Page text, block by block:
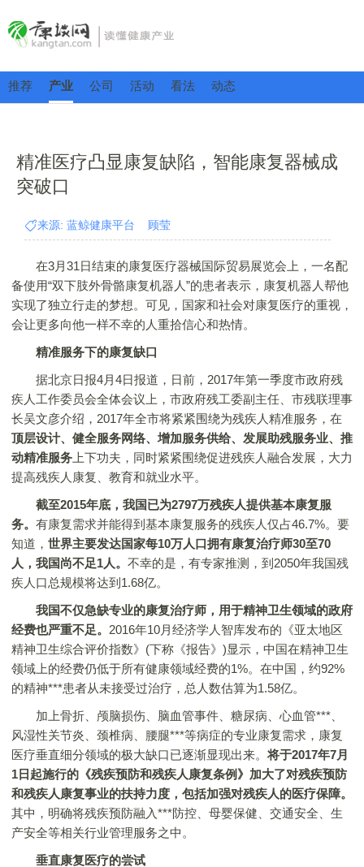
推荐 产业 公司 活动 看法 动态
精准医疗凸显康复缺陷，智能康复器械成
突破口
来源: 蓝鲸健康平台 顾莹
在3月31日结束的康复医疗器械国际贸易展览会上，一名配
备使用“双下肢外骨骼康复机器人”的患者表示，康复机器人帮他
实现了独立行走的梦想。可见，国家和社会对康复医疗的重视，
会让更多向他一样不幸的人重拾信心和热情。
精准服务下的康复缺口
据北京日报4月4日报道，日前，2017年第一季度市政府残
疾人工作委员会全体会议上，市政府残工委副主任、市残联理事
长吴文彦介绍，2017年全市将紧紧围绕为残疾人精准服务，在
顶层设计、健全服务网络、增加服务供给、发展助残服务业、推
动精准服务 上下功夫，同时紧紧围绕促进残疾人融合发展，大力
提高残疾人康复、教育和就业水平。
截至2015年底，我国已为2797万残疾人提供基本康复服
务。 有康复需求并能得到基本康复服务的残疾人仅占46.7%。要
知道， 世界主要发达国家每10万人口拥有康复治疗师30至70
人，我国尚不足1人。 不幸的是，有专家推测，到2050年我国残
疾人口总规模将达到1.68亿。
我国不仅急缺专业的康复治疗师，用于精神卫生领域的政府
经费也严重不足。 2016年10月经济学人智库发布的《亚太地区
精神卫生综合评价指数》(下称《报告》)显示，中国在精神卫生
领域上的经费仍低于所有健康领域经费的1%。在中国，约92%
的精神***患者从未接受过治疗，总人数估算为1.58亿。
加上骨折、颅脑损伤、脑血管事件、糖尿病、心血管***、
风湿性关节炎、颈椎病、腰腿***等病症的专业康复需求，康复
医疗垂直细分领域的极大缺口已逐渐显现出来。将于2017年7月
1日起施行的《残疾预防和残疾人康复条例》加大了对残疾预防
和残疾人康复事业的扶持力度，包括加强对残疾人的医疗保障。
其中，明确将残疾预防融入***防控、母婴保健、交通安全、生
产安全等相关行业管理服务之中。
垂直康复医疗的尝试